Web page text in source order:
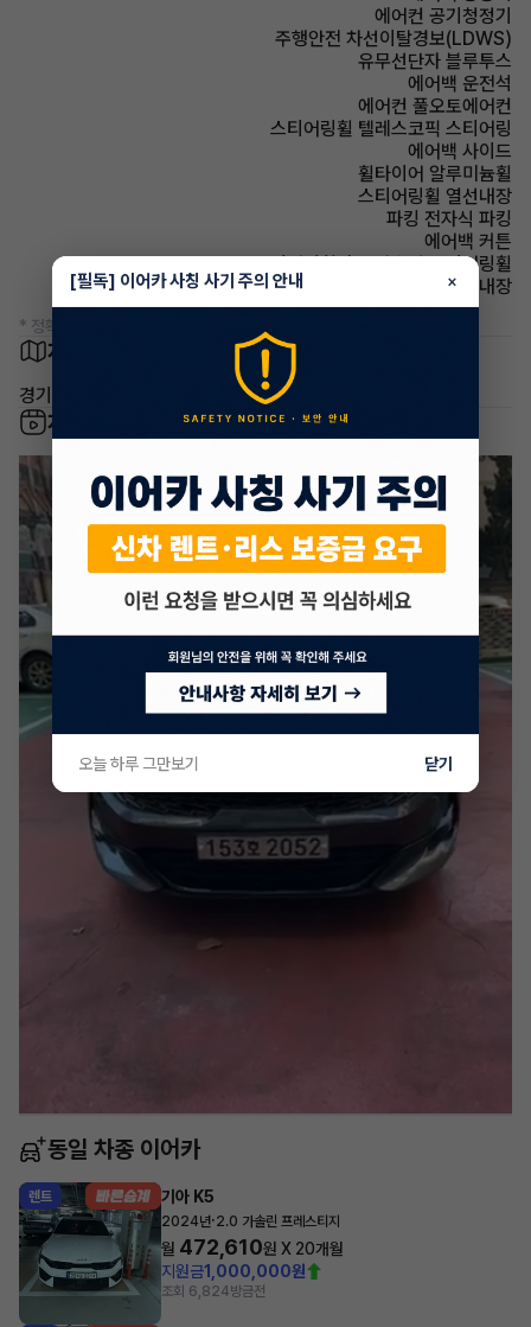
에어컨 공기청정기
주행안전 차선이탈경보(LDWS)
유무선단자 블루투스
에어백 운전석
에어컨 풀오토에어컨
스티어링휠 텔레스코픽 스티어링
에어백 사이드
휠타이어 알루미늄휠
스티어링휠 열선내장
파킹 전자식 파킹
에어백 커튼
스티어링휠 속도감응식 스티어링휠
룸미러 하이패스 내장
* 정확한 정보는 판매자와 반드시 확인하시기 바랍니다.
차량 위치
경기 부천시 심곡본동
차량 영상
동일 차종 이어카
렌트 기아 K5
2024년·2.0 가솔린 프레스티지
월 472,610원 X 20개월
지원금1,000,000원
조회 6,824방금전
[필독] 이어카 사칭 사기 주의 안내 ×
오늘 하루 그만보기 닫기